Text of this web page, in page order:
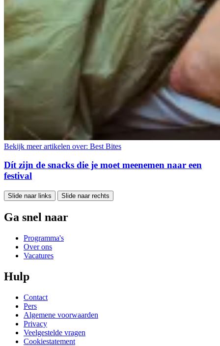
Bekijk meer artikelen over: Best Bites
Dít zijn de snacks die je moet meenemen naar een
festival
Slide naar links Slide naar rechts
Ga snel naar
Programma's
Over ons
Vacatures
Hulp
Contact
Pers
Algemene voorwaarden
Privacy
Veelgestelde vragen
Cookiestatement